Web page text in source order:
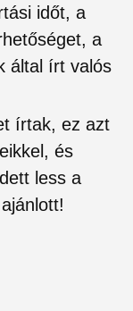
időt, a
a
által írt valós
írtak, ez azt
és
less a